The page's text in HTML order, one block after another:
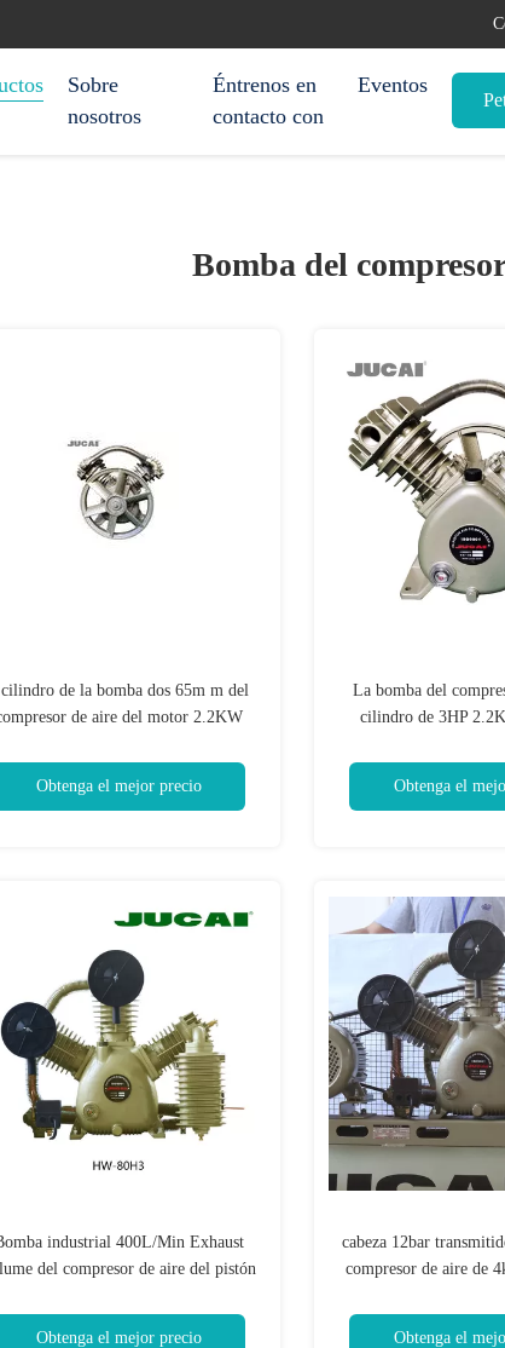
Sobre
nosotros
Éntrenos en
contacto con
Eventos
Bomba del
de la bomba dos 65m m del
de aire del motor 2.2KW
Obtenga el mejor precio
La bomba del
cilindro de 3HP
Obtenga el
industrial 400L/Min Exhaust
del compresor de aire del pistón
Obtenga el mejor precio
cabeza 12bar
compresor de aire de
Obtenga el